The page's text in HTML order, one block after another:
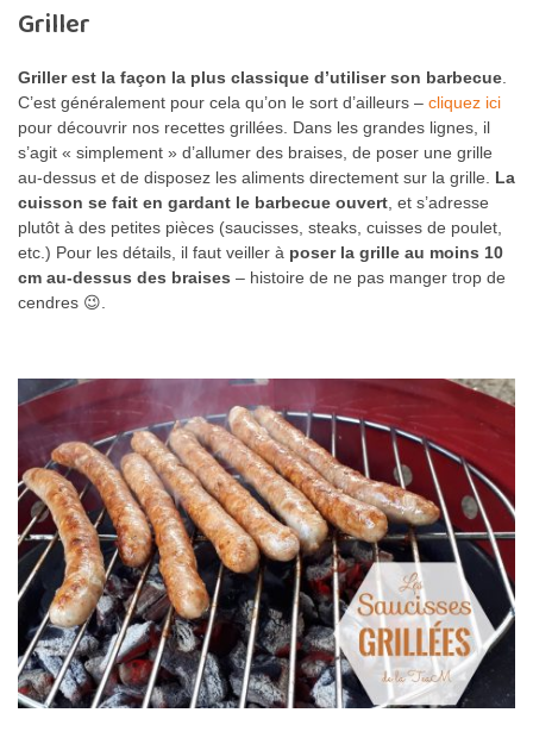
Griller
Griller est la façon la plus classique d’utiliser son barbecue
C’est généralement pour cela qu’on le sort d’ailleurs – cliquez ici
pour découvrir nos recettes grillées. Dans les grandes lignes, il
s’agit « simplement » d’allumer des braises, de poser une grille
au-dessus et de disposez les aliments directement sur la grille. La
cuisson se fait en gardant le barbecue ouvert , et s’adresse
plutôt à des petites pièces (saucisses, steaks, cuisses de poulet,
etc.) Pour les détails, il faut veiller à poser la grille au moins 10
cm au-dessus des braises – histoire de ne pas manger trop de
cendres 😉.